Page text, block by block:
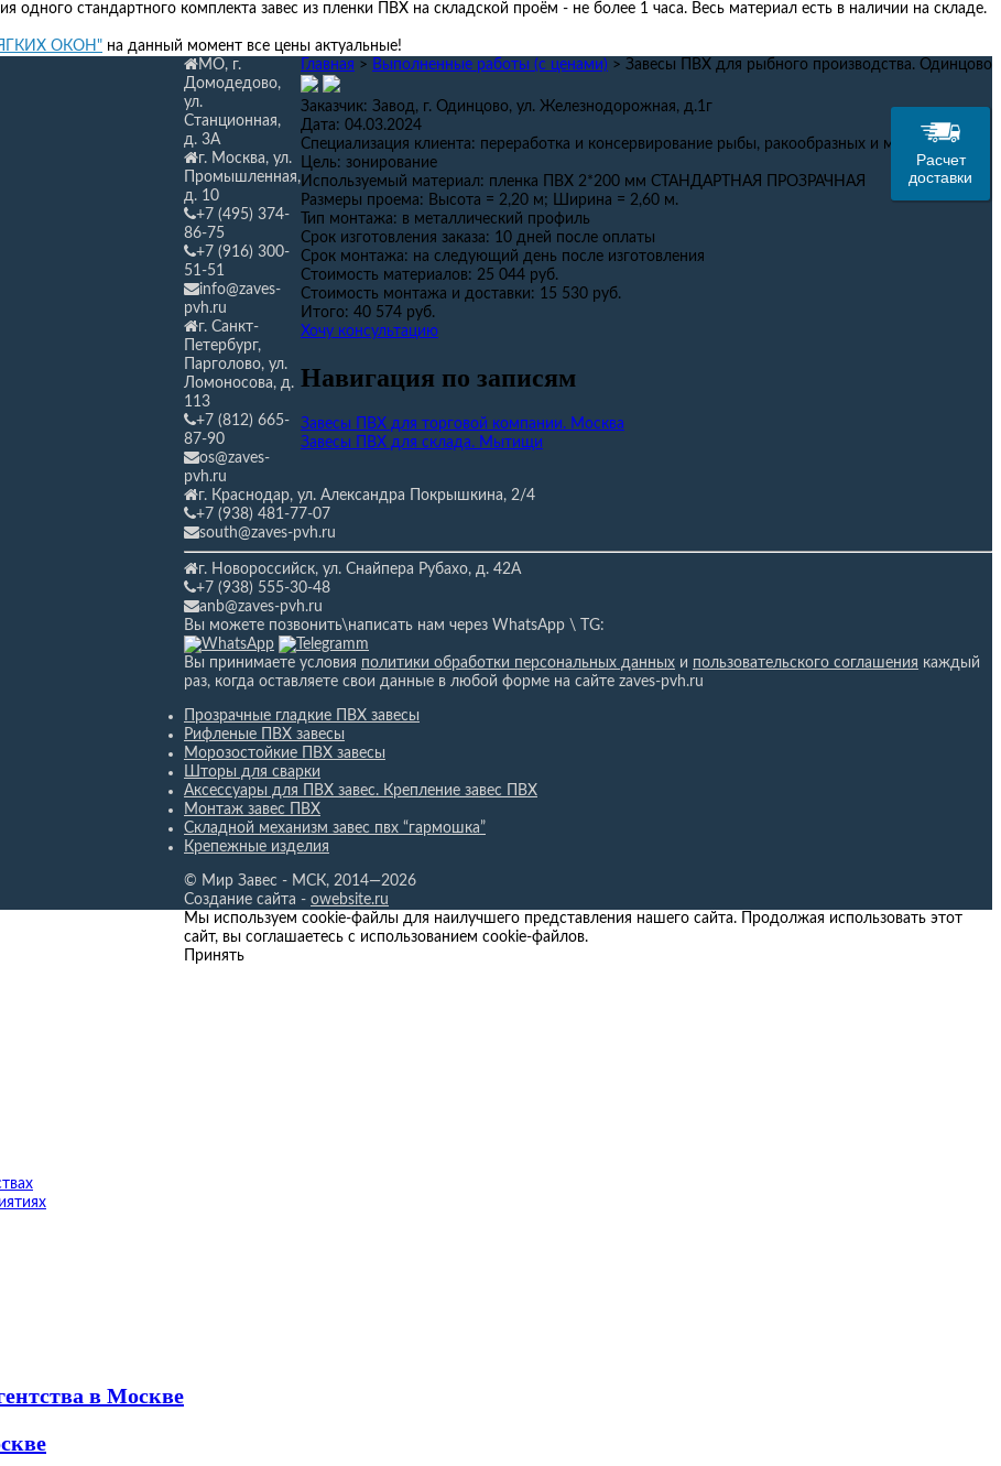
одного стандартного комплекта завес из пленки ПВХ на складской проём - не более 1 часа. Весь материал есть в наличии на складе.
ОКОН" на данный момент все цены актуальные!
Главная > Выполненные работы (с ценами) > Завесы ПВХ для рыбного производства. Одинцово
Заказчик: Завод, г. Одинцово, ул. Железнодорожная, д.1г
Дата: 04.03.2024
Специализация клиента: переработка и консервирование рыбы, ракообразных и моллюсков
Цель: зонирование
Используемый материал: пленка ПВХ 2*200 мм СТАНДАРТНАЯ ПРОЗРАЧНАЯ
Размеры проема: Высота = 2,20 м; Ширина = 2,60 м.
Тип монтажа: в металлический профиль
Срок изготовления заказа: 10 дней после оплаты
Срок монтажа: на следующий день после изготовления
Стоимость материалов: 25 044 руб.
Стоимость монтажа и доставки: 15 530 руб.
Итого: 40 574 руб.
Хочу консультацию
Навигация по записям
Завесы ПВХ для торговой компании. Москва
Завесы ПВХ для склада. Мытищи
в Москве
МО, г.
Домодедово,
ул.
Станционная,
д. 3А
г. Москва, ул.
Промышленная,
д. 10
+7 (495) 374-
86-75
+7 (916) 300-
51-51
info@zaves-
pvh.ru
г. Санкт-
Петербург,
Парголово, ул.
Ломоносова, д.
113
+7 (812) 665-
87-90
os@zaves-
pvh.ru
г. Краснодар, ул. Александра Покрышкина, 2/4
+7 (938) 481-77-07
south@zaves-pvh.ru
г. Новороссийск, ул. Снайпера Рубахо, д. 42А
+7 (938) 555-30-48
anb@zaves-pvh.ru
Вы можете позвонить\написать нам через WhatsApp \ TG:
Вы принимаете условия политики обработки персональных данных и пользовательского соглашения каждый
раз, когда оставляете свои данные в любой форме на сайте zaves-pvh.ru
Прозрачные гладкие ПВХ завесы
Рифленые ПВХ завесы
Морозостойкие ПВХ завесы
Шторы для сварки
Аксессуары для ПВХ завес. Крепление завес ПВХ
Монтаж завес ПВХ
Складной механизм завес пвх “гармошка”
Крепежные изделия
© Мир Завес - МСК, 2014—2026
Создание сайта - owebsite.ru
Мы используем cookie-файлы для наилучшего представления нашего сайта. Продолжая использовать этот
сайт, вы соглашаетесь с использованием cookie-файлов.
Принять
Расчет
доставки